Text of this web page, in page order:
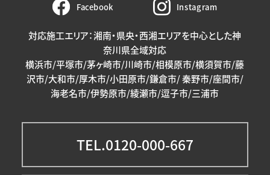
Facebook Instagram
対応施工エリア：湘南・県央・西湘エリアを中心とした神
奈川県全域対応
横浜市/平塚市/茅ヶ崎市/川崎市/相模原市/横須賀市/藤
沢市/大和市/厚木市/小田原市/鎌倉市/ 秦野市/座間市/
海老名市/伊勢原市/綾瀬市/逗子市/三浦市
TEL.0120-000-667